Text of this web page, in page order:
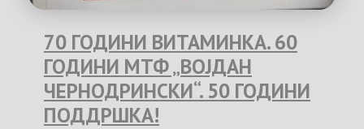
70 ГОДИНИ ВИТАМИНКА. 60
ГОДИНИ МТФ „ВОЈДАН
ЧЕРНОДРИНСКИ“. 50 ГОДИНИ
ПОДДРШКА!